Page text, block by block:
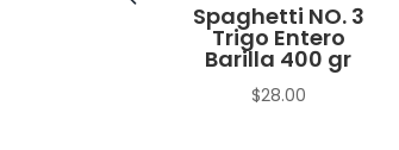
Spaghetti NO. 3
Trigo Entero
Barilla 400 gr
$28.00